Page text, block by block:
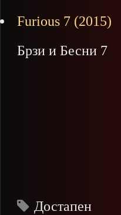
Furious 7 (2015)
Брзи и Бесни 7
Достапен